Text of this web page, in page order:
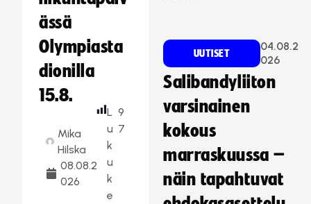
ässä
Olympiasta
dionilla
15.8.
Mika
Hilska
08.08.2
026
L
u
k
u
k
e
9
7
UUTISET
04.08.2
026
Salibandyliiton
varsinainen
kokous
marraskuussa –
näin tapahtuvat